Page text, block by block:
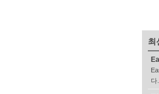
최
다.